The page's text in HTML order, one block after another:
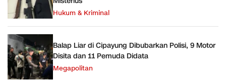
Hukum & Kriminal
Balap Liar di Cipayung Dibubarkan Polisi, 9 Motor
Disita dan 11 Pemuda Didata
Megapolitan